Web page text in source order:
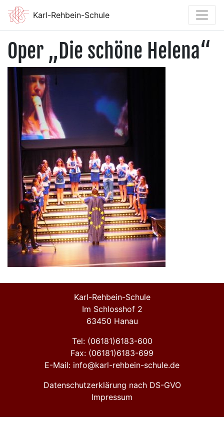
Karl-Rehbein-Schule
Oper „Die schöne Helena“
Karl-Rehbein-Schule
Im Schlosshof 2
63450 Hanau
Tel: (06181)6183-600
Fax: (06181)6183-699
E-Mail: info@karl-rehbein-schule.de
Datenschutzerklärung nach DS-GVO
Impressum